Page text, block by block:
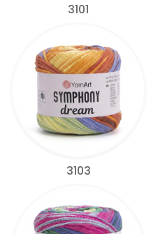
3101
3103